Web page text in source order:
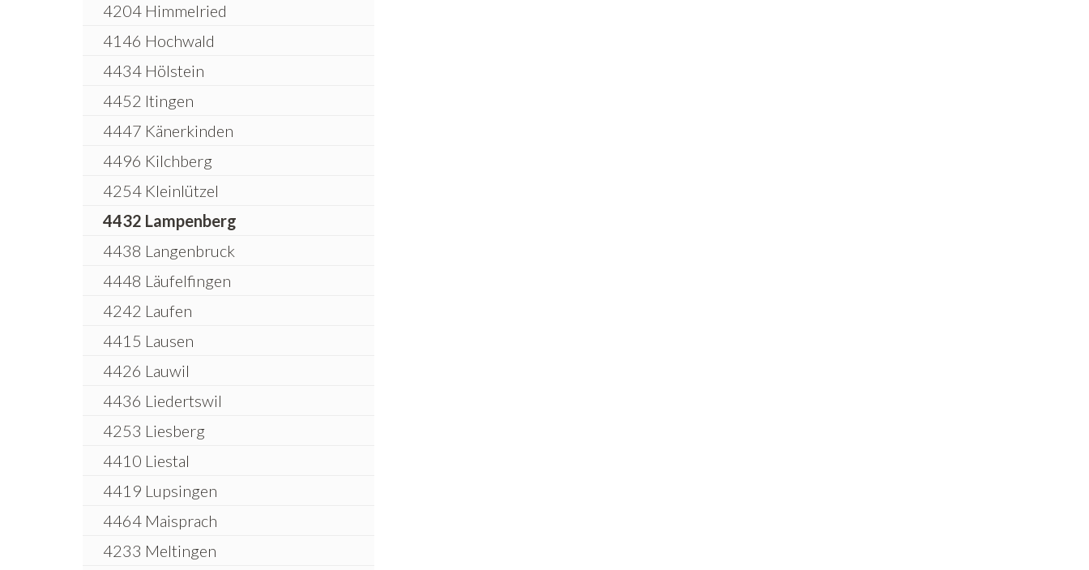
4204 Himmelried
4146 Hochwald
4434 Hölstein
4452 Itingen
4447 Känerkinden
4496 Kilchberg
4254 Kleinlützel
4432 Lampenberg
4438 Langenbruck
4448 Läufelfingen
4242 Laufen
4415 Lausen
4426 Lauwil
4436 Liedertswil
4253 Liesberg
4410 Liestal
4419 Lupsingen
4464 Maisprach
4233 Meltingen